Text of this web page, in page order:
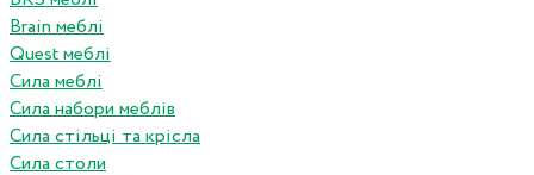
Brain меблі
Quest меблі
Сила меблі
Сила набори меблів
Сила стільці та крісла
Сила столи